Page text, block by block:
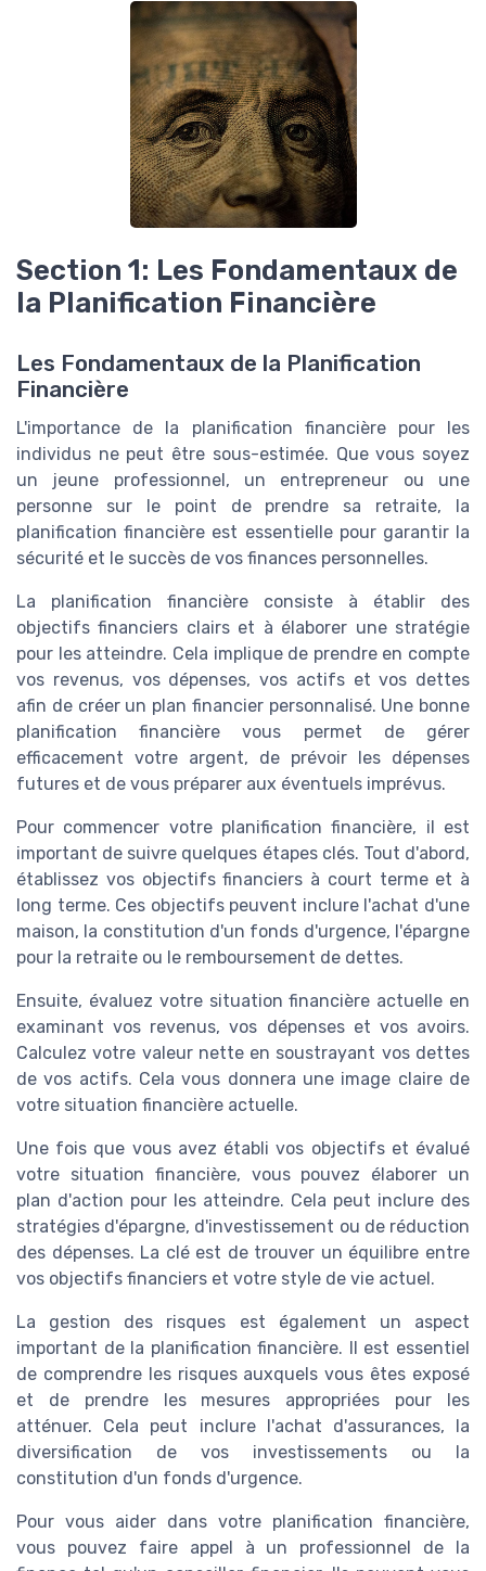
Section 1: Les Fondamentaux de
la Planification Financière
Les Fondamentaux de la Planification
Financière
L'importance de la planification financière pour les
individus ne peut être sous-estimée. Que vous soyez
un jeune professionnel, un entrepreneur ou une
personne sur le point de prendre sa retraite, la
planification financière est essentielle pour garantir la
sécurité et le succès de vos finances personnelles.
La planification financière consiste à établir des
objectifs financiers clairs et à élaborer une stratégie
pour les atteindre. Cela implique de prendre en compte
vos revenus, vos dépenses, vos actifs et vos dettes
afin de créer un plan financier personnalisé. Une bonne
planification financière vous permet de gérer
efficacement votre argent, de prévoir les dépenses
futures et de vous préparer aux éventuels imprévus.
Pour commencer votre planification financière, il est
important de suivre quelques étapes clés. Tout d'abord,
établissez vos objectifs financiers à court terme et à
long terme. Ces objectifs peuvent inclure l'achat d'une
maison, la constitution d'un fonds d'urgence, l'épargne
pour la retraite ou le remboursement de dettes.
Ensuite, évaluez votre situation financière actuelle en
examinant vos revenus, vos dépenses et vos avoirs.
Calculez votre valeur nette en soustrayant vos dettes
de vos actifs. Cela vous donnera une image claire de
votre situation financière actuelle.
Une fois que vous avez établi vos objectifs et évalué
votre situation financière, vous pouvez élaborer un
plan d'action pour les atteindre. Cela peut inclure des
stratégies d'épargne, d'investissement ou de réduction
des dépenses. La clé est de trouver un équilibre entre
vos objectifs financiers et votre style de vie actuel.
La gestion des risques est également un aspect
important de la planification financière. Il est essentiel
de comprendre les risques auxquels vous êtes exposé
et de prendre les mesures appropriées pour les
atténuer. Cela peut inclure l'achat d'assurances, la
diversification de vos investissements ou la
constitution d'un fonds d'urgence.
Pour vous aider dans votre planification financière,
vous pouvez faire appel à un professionnel de la